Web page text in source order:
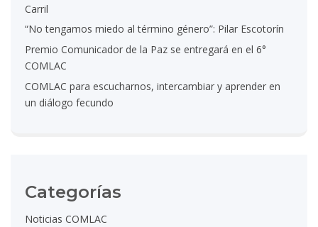
Carril
“No tengamos miedo al término género”: Pilar Escotorín
Premio Comunicador de la Paz se entregará en el 6°
COMLAC
COMLAC para escucharnos, intercambiar y aprender en
un diálogo fecundo
Categorías
Noticias COMLAC